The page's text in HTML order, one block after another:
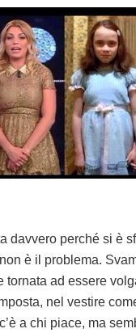
davvero perché si è
è il problema.
tornata ad essere
nel vestire
a chi piace, ma